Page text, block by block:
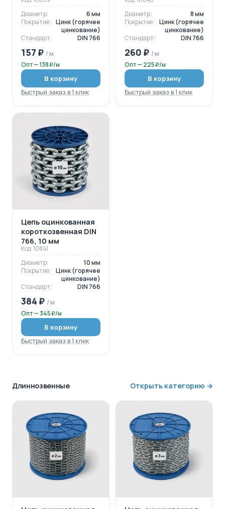
Диаметр:
6 мм
Покрытие:
Цинк (горячее
цинкование)
Стандарт:
DIN 766
157 ₽ / м
Опт — 138 ₽/м
В корзину
Быстрый заказ в 1 клик
Диаметр:
8 мм
Покрытие:
Цинк (горячее
цинкование)
Стандарт:
DIN 766
260 ₽ / м
Опт — 225 ₽/м
В корзину
Быстрый заказ в 1 клик
Цепь оцинкованная
короткозвенная DIN
766, 10 мм
Код: 10841
Диаметр:
10 мм
Покрытие:
Цинк (горячее
цинкование)
Стандарт:
DIN 766
384 ₽ / м
Опт — 345 ₽/м
В корзину
Быстрый заказ в 1 клик
Длиннозвенные Открыть категорию →